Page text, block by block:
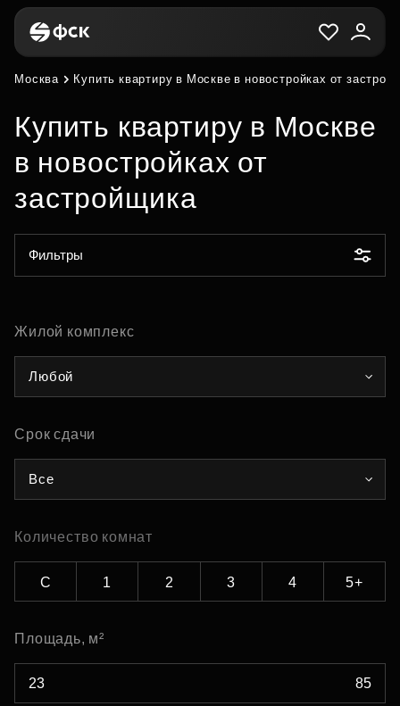
Москва Купить квартиру в Москве в новостройках от
Купить квартиру в Москве
в новостройках от
застройщика
Фильтры
Жилой комплекс
Любой
Срок сдачи
Все
Количество комнат
С 1 2 3 4 5+
Площадь, м²